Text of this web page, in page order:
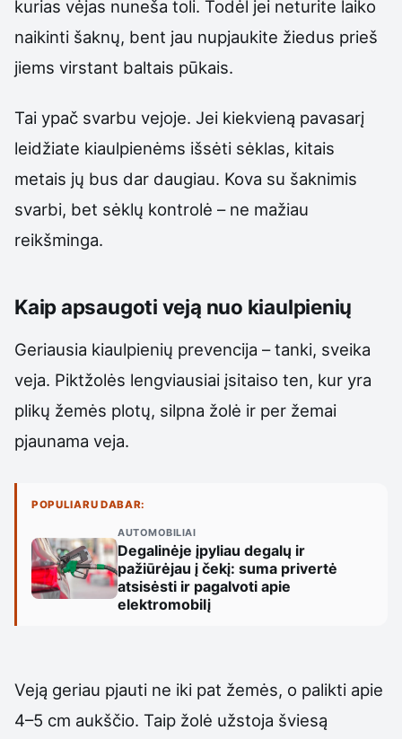
kurias vėjas nuneša toli. Todėl jei neturite laiko
naikinti šaknų, bent jau nupjaukite žiedus prieš
jiems virstant baltais pūkais.
Tai ypač svarbu vejoje. Jei kiekvieną pavasarį
leidžiate kiaulpienėms išsėti sėklas, kitais
metais jų bus dar daugiau. Kova su šaknimis
svarbi, bet sėklų kontrolė – ne mažiau
reikšminga.
Kaip apsaugoti veją nuo kiaulpienių
Geriausia kiaulpienių prevencija – tanki, sveika
veja. Piktžolės lengviausiai įsitaiso ten, kur yra
plikų žemės plotų, silpna žolė ir per žemai
pjaunama veja.
POPULIARU DABAR:
AUTOMOBILIAI
Degalinėje įpyliau degalų ir
pažiūrėjau į čekį: suma privertė
atsisėsti ir pagalvoti apie
elektromobilį
Veją geriau pjauti ne iki pat žemės, o palikti apie
4–5 cm aukščio. Taip žolė užstoja šviesą